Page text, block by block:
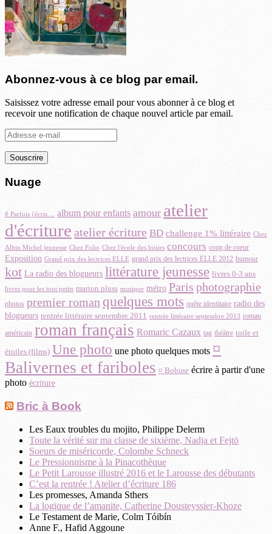
Abonnez-vous à ce blog par email.
Saisissez votre adresse email pour vous abonner à ce blog et
recevoir une notification de chaque nouvel article par email.
Adresse
e-
mail
Nuage
# Parfois j'écris ... album pour enfants amour atelier
d'écriture atelier écriture BD challenge 1% littéraire Chez
Albin Michel jeunesse Chez Folio Chez l'école des loisirs concours coup de coeur
Exposition Grand prix des lectrices ELLE grand prix des lectrices ELLE 2012 humour
kot La radio des blogueurs littérature jeunesse livres 0-3 ans
livres pour les tout petits marion pluss musique métro Paris photographie
photos premier roman quelques mots quête identitaire radio des
blogueurs rentrée littéraire septembre 2011 rentrée littéraire septembre 2013 roman
américain roman français Romaric Cazaux tag théâtre toile et
étoiles (films) Une photo une photo quelques mots ¤
Balivernes et fariboles ¤ Bobine écrire à partir d'une
photo écriture
Bric à Book
Les Eaux troubles du mojito, Philippe Delerm
Toute la vérité sur ma classe de sixième, Nadja et Fejtö
Soeurs de miséricorde, Colombe Schneck
Le Pressionnisme à la Pinacothèque
Le Petit Larousse illustré 2016 et le Larousse des débutants
C’est la rentrée ! Atelier d’écriture 186
Les promesses, Amanda Sthers
La logique de l’amanite, Catherine Dousteyssier-Khoze
Le Testament de Marie, Colm Tóibín
Anne F., Hafid Aggoune